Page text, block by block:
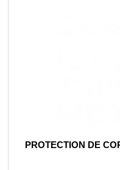
PROTECTION DE